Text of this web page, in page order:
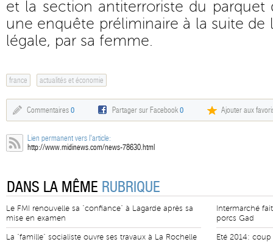
et la section antiterroriste du parquet
une enquête préliminaire à la suite de
légale, par sa femme.
france actualités et économie
Commentaires 0 Partager sur Facebook0 Ajouter aux
Lien permanent vers l'article:
http://www.midinews.com/news-78630.html
DANS LA MÊME RUBRIQUE
Le FMI renouvelle sa "confiance" à Lagarde après sa
mise en examen
La "famille" socialiste ouvre ses travaux à La Rochelle
Intermarché
porcs Gad
Eté 2014: